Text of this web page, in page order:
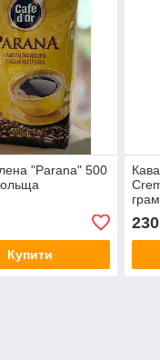
"Parana" 500
Купити
230